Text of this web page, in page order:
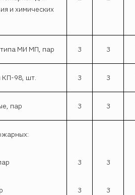
и химических
МИ МП, пар 3 3
КП-98, шт. 3 3
пар 3 3
3 3
3 3